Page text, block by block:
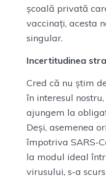
școală privată
vaccinați, acesta
singular.
Incertitudinea
Cred că nu știm
în interesul
ajungem la
Deși, asemenea
împotriva SARS-
la modul ideal
virusului, s-a